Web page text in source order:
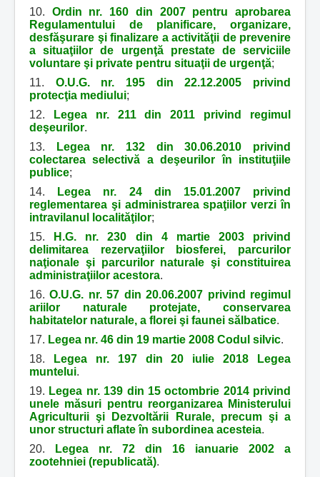
10. Ordin nr. 160 din 2007 pentru aprobarea
Regulamentului de planificare, organizare,
desfăşurare şi finalizare a activităţii de prevenire
a situaţiilor de urgenţă prestate de serviciile
voluntare şi private pentru situaţii de urgenţă;
11. O.U.G. nr. 195 din 22.12.2005 privind
protecţia mediului;
12.
Legea nr. 211 din 2011 privind regimul
deşeurilor.
13.
Legea nr. 132 din 30.06.2010 privind
colectarea selectivă a deşeurilor în instituţiile
publice;
14.
Legea nr. 24 din 15.01.2007 privind
reglementarea şi administrarea spaţiilor verzi în
intravilanul localităţilor;
15.
H.G. nr. 230 din 4 martie 2003 privind
delimitarea rezervaţiilor biosferei, parcurilor
naţionale şi parcurilor naturale şi constituirea
administraţiilor acestora.
16.O.U.G. nr. 57 din 20.06.2007 privind regimul
ariilor naturale protejate, conservarea
habitatelor naturale, a florei şi faunei sălbatice.
17. Legea nr. 46 din 19 martie 2008 Codul silvic.
18.
Legea nr. 197 din 20 iulie 2018 Legea
muntelui.
19. Legea nr. 139 din 15 octombrie 2014 privind
unele măsuri pentru reorganizarea Ministerului
Agriculturii şi Dezvoltării Rurale, precum şi a
unor structuri aflate în subordinea acesteia.
20.
Legea nr. 72 din 16 ianuarie 2002 a
zootehniei (republicată).